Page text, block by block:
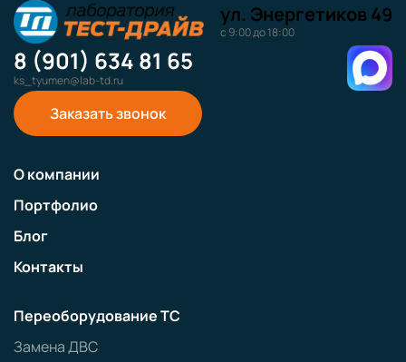
ул. Энергетиков 49
с 9:00 до 18:00
8 (901) 634 81 65
ks_tyumen@lab-td.ru
Заказать звонок
О компании
Портфолио
Блог
Контакты
Переоборудование ТС
Замена ДВС